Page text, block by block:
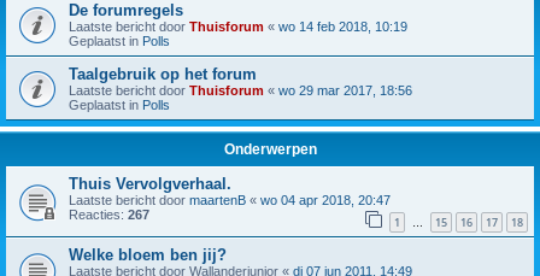
De forumregels
Laatste bericht door Thuisforum « wo 14 feb 2018, 10:19
Geplaatst in Polls
Taalgebruik op het forum
Laatste bericht door Thuisforum « wo 29 mar 2017, 18:56
Geplaatst in Polls
Onderwerpen
Thuis Vervolgverhaal.
Laatste bericht door maartenB « wo 04 apr 2018, 20:47
Reacties: 267 1 … 15 16 17 18
Welke bloem ben jij?
Laatste bericht door Wallanderjunior « di 07 jun 2011, 14:49